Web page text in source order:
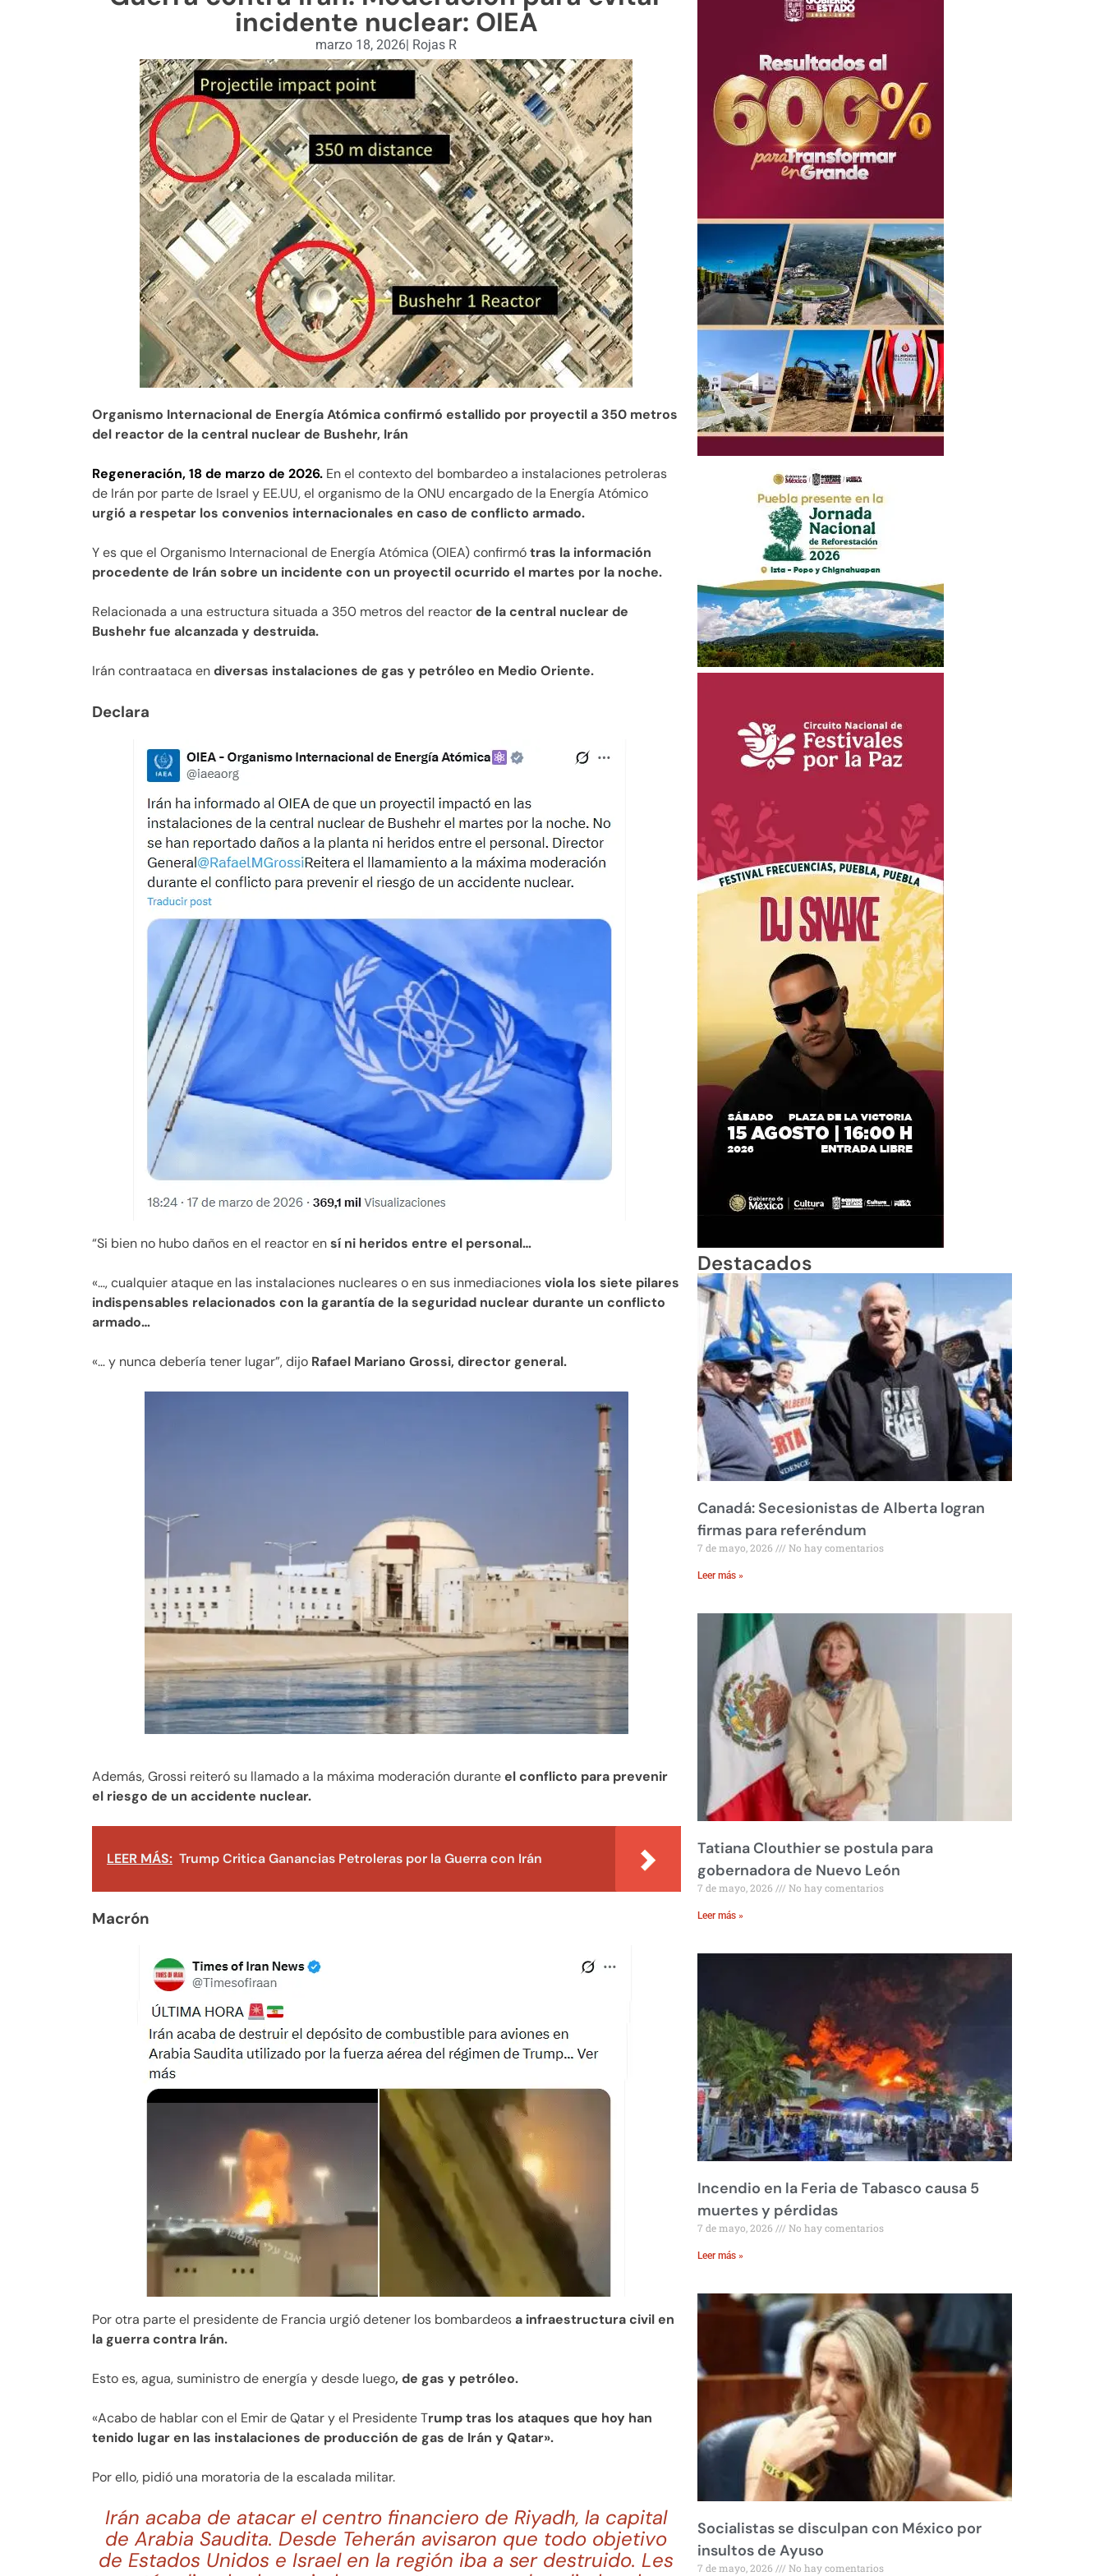
incidente nuclear: OIEA
marzo 18, 2026 Rojas R
Organismo Internacional de Energía Atómica confirmó estallido por proyectil a 350 metros
del reactor de la central nuclear de Bushehr, Irán
Regeneración, 18 de marzo de 2026. En el contexto del bombardeo a instalaciones petroleras
de Irán por parte de Israel y EE.UU, el organismo de la ONU encargado de la Energía Atómico
urgió a respetar los convenios internacionales en caso de conflicto armado.
Y es que el Organismo Internacional de Energía Atómica (OIEA) confirmótras la información
procedente de Irán sobre un incidente con un proyectil ocurrido el martes por la noche.
Relacionada a una estructura situada a 350 metros del reactorde la central nuclear de
Bushehr fue alcanzada y destruida.
Irán contraataca endiversas instalaciones de gas y petróleo en Medio Oriente.
Declara
“Si bien no hubo daños en el reactor ensí ni heridos entre el personal…
«…, cualquier ataque en las instalaciones nucleares o en sus inmediacionesviola los siete pilares
indispensables relacionados con la garantía de la seguridad nuclear durante un conflicto
armado…
«… y nunca debería tener lugar”, dijo Rafael Mariano Grossi, director general.
Además, Grossi reiteró su llamado a la máxima moderación duranteel conflicto para prevenir
el riesgo de un accidente nuclear.
LEER MÁS: Trump Critica Ganancias Petroleras por la Guerra con Irán
Macrón
Por otra parte el presidente de Francia urgió detener los bombardeosa infraestructura civil en
la guerra contra Irán.
Esto es, agua, suministro de energía y desde luego, de gas y petróleo.
«Acabo de hablar con el Emir de Qatar y el Presidente Trump tras los ataques que hoy han
tenido lugar en las instalaciones de producción de gas de Irán y Qatar».
Por ello, pidió una moratoria de la escalada militar.
Irán acaba de atacar el centro financiero de Riyadh, la capital
de Arabia Saudita. Desde Teherán avisaron que todo objetivo
de Estados Unidos e Israel en la región iba a ser destruido. Les
Destacados
Canadá: Secesionistas de Alberta logran
firmas para referéndum
7 de mayo, 2026 No hay comentarios
Leer más »
Tatiana Clouthier se postula para
gobernadora de Nuevo León
7 de mayo, 2026 No hay comentarios
Leer más »
Incendio en la Feria de Tabasco causa 5
muertes y pérdidas
7 de mayo, 2026 No hay comentarios
Leer más »
Socialistas se disculpan con México por
insultos de Ayuso
7 de mayo, 2026 No hay comentarios